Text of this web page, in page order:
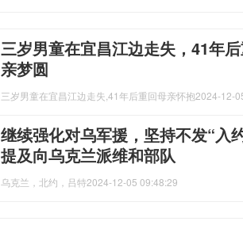
三岁男童在宜昌江边走失，41年
亲梦圆
三岁男童在宜昌江边走失,41年后重回母亲怀抱2024-12-
继续强化对乌军援，坚持不发“入
提及向乌克兰派维和部队
乌克兰，北约，吕特2024-12-05 09:48:29